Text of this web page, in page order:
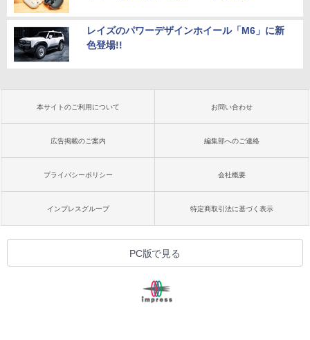
レイズのパワーデザインホイール「M6」に新
色登場!!
本サイトのご利用について お問い合わせ
広告掲載のご案内 編集部へのご連絡
プライバシーポリシー 会社概要
インプレスグループ 特定商取引法に基づく表示
PC版で見る